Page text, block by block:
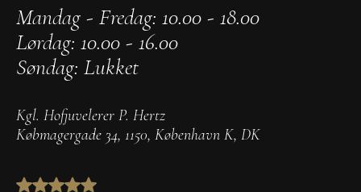
Mandag - Fredag: 10.00 - 18.00
Lørdag: 10.00 - 16.00
Søndag: Lukket
Kgl. Hofjuvelerer P. Hertz
Købmagergade 34, 1150, København K, DK